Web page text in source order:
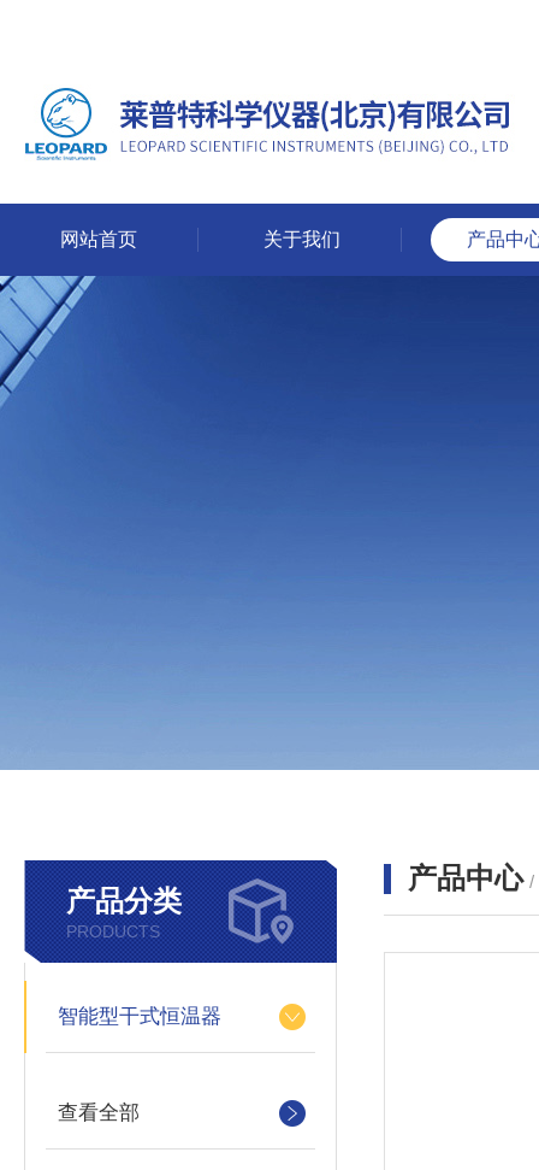
网站首页 关于我们 产品中
产品分类
PRODUCTS
智能型干式恒温器
查看全部
产品中心 /